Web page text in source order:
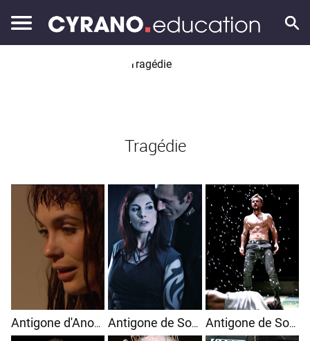
Tragédie
Antigone d'Anouilh Antigone de Sophocle Antigone de Sophocle